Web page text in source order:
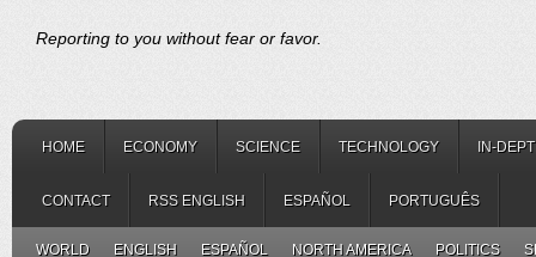
Reporting to you without fear or favor.
HOME ECONOMY SCIENCE TECHNOLOGY IN-
CONTACT RSS ENGLISH ESPAÑOL PORTUGUÊS
WORLD ENGLISH ESPAÑOL NORTH AMERICA POLITICS